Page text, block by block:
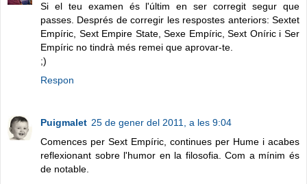
Si el teu examen és l'últim en ser corregit segur que
passes. Després de corregir les respostes anteriors: Sextet
Empíric, Sext Empire State, Sexe Empíric, Sext Oníric i Ser
Empíric no tindrà més remei que aprovar-te.
;)
Respon
Puigmalet 25 de gener del 2011, a les 9:04
Comences per Sext Empíric, continues per Hume i acabes
reflexionant sobre l'humor en la filosofia. Com a mínim és
de notable.